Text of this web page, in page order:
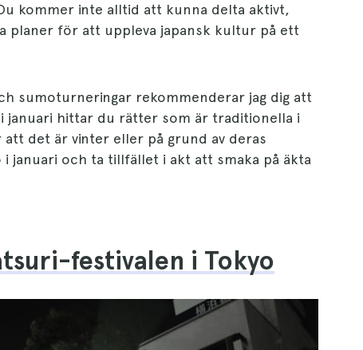
kommer inte alltid att kunna delta aktivt,
planer för att uppleva japansk kultur på ett
sumoturneringar rekommenderar jag dig att
januari hittar du rätter som är traditionella i
det är vinter eller på grund av deras
januari och ta tillfället i akt att smaka på äkta
festivalen i Tokyo